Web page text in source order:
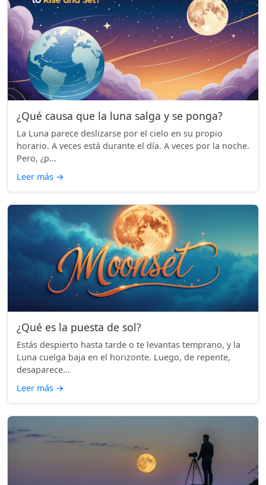
¿Qué causa que la luna salga y se ponga?
La Luna parece deslizarse por el cielo en su propio
horario. A veces está durante el día. A veces por la noche.
Pero, ¿p...
Leer más →
¿Qué es la puesta de sol?
Estás despierto hasta tarde o te levantas temprano, y la
Luna cuelga baja en el horizonte. Luego, de repente,
desaparece...
Leer más →